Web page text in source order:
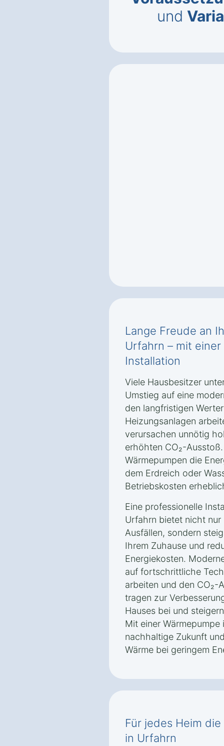
und
Lange Freude an
Urfahrn – mit
Installation
Viele Hausbesitzer
Umstieg auf eine
den langfristigen
Heizungsanlagen
verursachen unnötig
erhöhten CO₂-
Wärmepumpen die
dem Erdreich oder
Betriebskosten
Eine professionelle
Urfahrn bietet nicht
Ausfällen, sondern
Ihrem Zuhause und
Energiekosten.
auf fortschrittliche
arbeiten und den CO₂-
tragen zur
Hauses bei und
Mit einer Wärmepumpe
nachhaltige Zukunft
Wärme bei geringem
Für jedes Heim
in Urfahrn